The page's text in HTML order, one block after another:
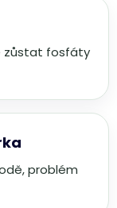
zůstat fosfáty
problém